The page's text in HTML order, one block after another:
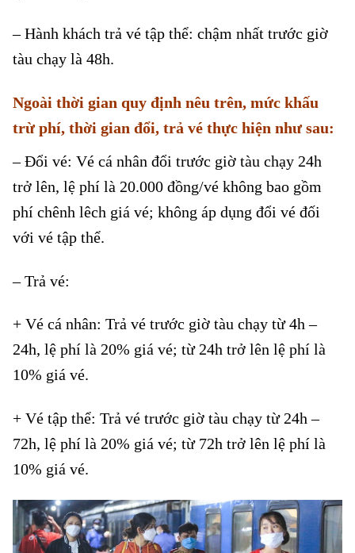
– Hành khách trả vé tập thể: chậm nhất trước giờ
tàu chạy là 48h.
Ngoài thời gian quy định nêu trên, mức khấu
trừ phí, thời gian đổi, trả vé thực hiện như sau:
– Đổi vé: Vé cá nhân đổi trước giờ tàu chạy 24h
trở lên, lệ phí là 20.000 đồng/vé không bao gồm
phí chênh lêch giá vé; không áp dụng đổi vé đối
với vé tập thể.
– Trả vé:
+ Vé cá nhân: Trả vé trước giờ tàu chạy từ 4h –
24h, lệ phí là 20% giá vé; từ 24h trở lên lệ phí là
10% giá vé.
+ Vé tập thể: Trả vé trước giờ tàu chạy từ 24h –
72h, lệ phí là 20% giá vé; từ 72h trở lên lệ phí là
10% giá vé.